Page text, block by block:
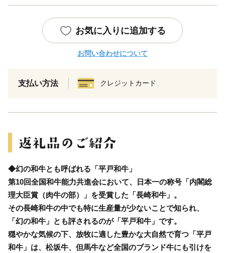
お気に入りに追加する
お問い合わせについて
支払い方法 クレジットカード
◆幻の和牛とも呼ばれる「平戸和牛」
第10回全国和牛能力共進会において、日本一の称号「内閣総
理大臣賞（肉牛の部）」を受賞した「長崎和牛」。
その長崎和牛の中でも特に生産量が少ないことで知られ、
「幻の和牛」とも評されるのが「平戸和牛」です。
穏やかな気候の下、放牧に適した豊かな大自然で育つ「平戸
和牛」は、松坂牛、但馬牛など全国のブランド牛にも引けを